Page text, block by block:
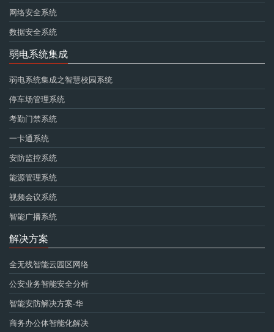
网络安全系统
数据安全系统
弱电系统集成
弱电系统集成之智慧校园系统
停车场管理系统
考勤门禁系统
一卡通系统
安防监控系统
能源管理系统
视频会议系统
智能广播系统
解决方案
全无线智能云园区网络
公安业务智能安全分析
智能安防解决方案-华
商务办公体智能化解决